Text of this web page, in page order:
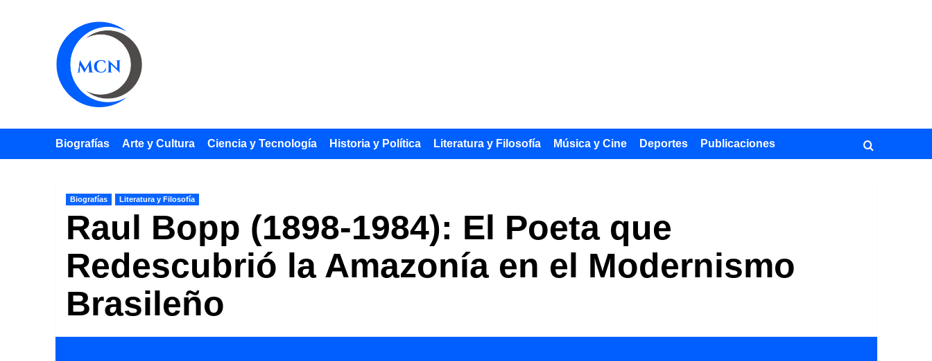
Biografías Arte y Cultura Ciencia y Tecnología Historia y Política Literatura y Filosofía Música y Cine Deportes Publicaciones
Biografías Literatura y Filosofía
Raul Bopp (1898-1984): El Poeta que
Redescubrió la Amazonía en el Modernismo
Brasileño